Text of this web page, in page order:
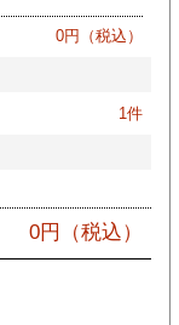
0円（税込）
1件
0円（税込）